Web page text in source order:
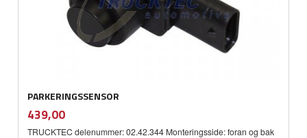
PARKERINGSSENSOR
Pris
439,00mva.
TRUCKTEC delenummer: 02.42.344 Monteringsside: foran og bak